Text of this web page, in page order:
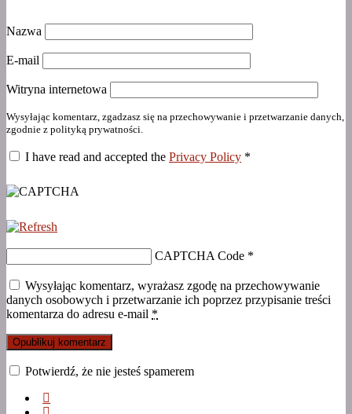
Nazwa
E-mail
Witryna internetowa
Wysyłając komentarz, zgadzasz się na przechowywanie i przetwarzanie danych,
zgodnie z polityką prywatności.
I have read and accepted the Privacy Policy *
CAPTCHA Code *
Wysyłając komentarz, wyrażasz zgodę na przechowywanie
danych osobowych i przetwarzanie ich poprzez przypisanie treści
komentarza do adresu e-mail *
Potwierdź, że nie jesteś spamerem